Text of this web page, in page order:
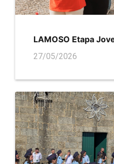
LAMOSO Etapa
27/05/2026